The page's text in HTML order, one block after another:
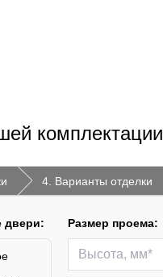
комплектации
4. Варианты отделки
двери: Размер проема: